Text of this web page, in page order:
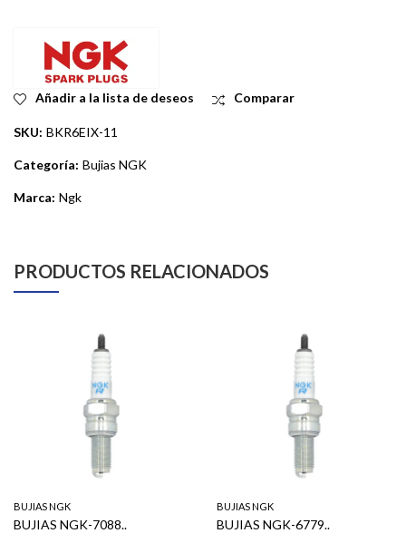
Añadir a la lista de deseos Comparar
SKU: BKR6EIX-11
Categoría: Bujias NGK
Marca: Ngk
PRODUCTOS RELACIONADOS
BUJIAS NGK
BUJIAS NGK-7088..
BUJIAS NGK
BUJIAS NGK-6779..